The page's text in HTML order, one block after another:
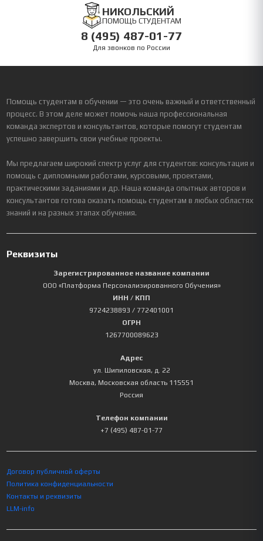
НИКОЛЬСКИЙ
ПОМОЩЬ СТУДЕНТАМ
8 (495) 487-01-77
Для звонков по России
Помощь студентам в обучении — это очень важный и ответственный
процесс. В этом деле может помочь наша профессиональная
команда экспертов и консультантов, которые помогут студентам
успешно завершить свои учебные проекты.
Мы предлагаем широкий спектр услуг для студентов: консультация и
помощь с дипломными работами, курсовыми, проектами,
практическими заданиями и др. Наша команда опытных авторов и
консультантов готова оказать помощь студентам в любых областях
знаний и на разных этапах обучения.
Реквизиты
Зарегистрированное название компании
ООО «Платформа Персонализированного Обучения»
ИНН / КПП
9724238893 / 772401001
ОГРН
1267700089623
Адрес
ул. Шипиловская, д. 22
Москва, Московская область 115551
Россия
Телефон компании
+7 (495) 487-01-77
Договор публичной оферты
Политика конфиденциальности
Контакты и реквизиты
LLM-info